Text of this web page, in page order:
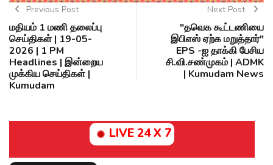
Previous Post
மதியம் 1 மணி தலைப்பு
செய்திகள் | 19-05-
2026 | 1 PM
Headlines | இன்றைய
முக்கிய செய்திகள் |
Kumudam
Next Post
"தவெக கூட்டணியை
இபிஎஸ் ஏற்க மறுத்தார்"
EPS -ஐ தாக்கி பேசிய
சி.வி.சண்முகம் | ADMK
| Kumudam News
LIVE 24 X 7